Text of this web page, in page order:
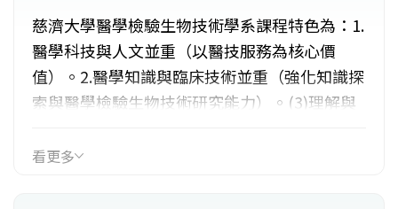
慈濟大學醫學檢驗生物技術學系課程特色為：1.
醫學科技與人文並重（以醫技服務為核心價
值）。2.醫學知識與臨床技術並重（強化知識探
索與醫學檢驗生物技術研究能力）。(3)理解與
活動特色：1.重視實驗與實習課程。2.教師各有
看更多